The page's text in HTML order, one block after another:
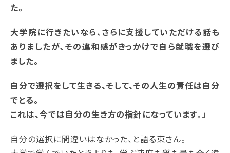
た｡
大学院に行きたいなら､さらに支援していただける話も
ありましたが､その違和感がきっかけで自ら就職を選び
ました｡
自分で選択をして生きる、そして、その人生の責任は自分
でとる。
これは、今では自分の生き方の指針になっています。」
自分の選択に間違いはなかった、と語る東さん。